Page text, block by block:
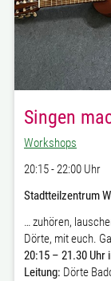
Singen
Workshops
20:15 - 22:00 Uhr
Stadtteilzentrum
… zuhören,
Dörte, mit euch.
20:15 – 21.30 Uhr
Leitung: Dörte